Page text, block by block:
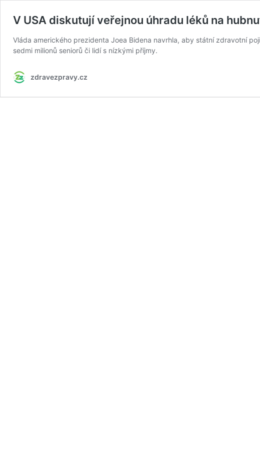
V USA diskutují veřejnou úhradu léků na
Vláda amerického prezidenta Joea Bidena navrhla, aby státní zdravotní
sedmi milionů seniorů či lidí s nízkými příjmy.
zdravezpravy.cz